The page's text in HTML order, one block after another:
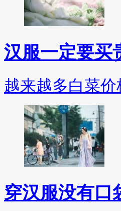
汉服一定要买
越来越多白菜
穿汉服没有口